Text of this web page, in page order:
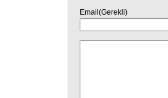
Email(Gerekli)